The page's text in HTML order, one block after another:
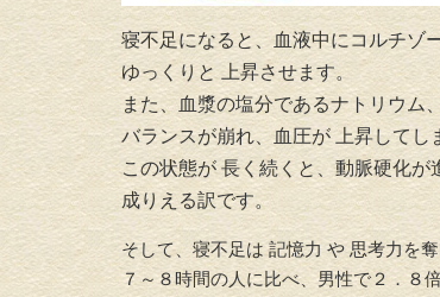
寝不足になると、血液中にコルチゾ
ゆっくりと 上昇させます。
また、血漿の塩分であるナトリウム
バランスが崩れ、血圧が 上昇してし
この状態が 長く続くと、動脈硬化
成りえる訳です。
そして、寝不足は 記憶力 や 思考力を
７～８時間の人に比べ、男性で２．８